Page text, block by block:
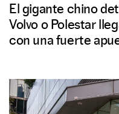
El gigante chino
Volvo o Polestar
con una fuerte